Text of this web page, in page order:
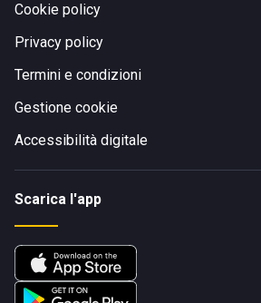
Cookie policy
Privacy policy
Termini e condizioni
Gestione cookie
Accessibilità digitale
Scarica l'app